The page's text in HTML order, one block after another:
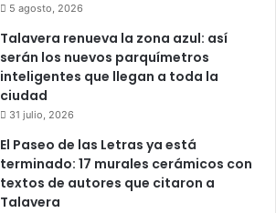
5 agosto, 2026
Talavera renueva la zona azul: así
serán los nuevos parquímetros
inteligentes que llegan a toda la
ciudad
31 julio, 2026
El Paseo de las Letras ya está
terminado: 17 murales cerámicos con
textos de autores que citaron a
Talavera